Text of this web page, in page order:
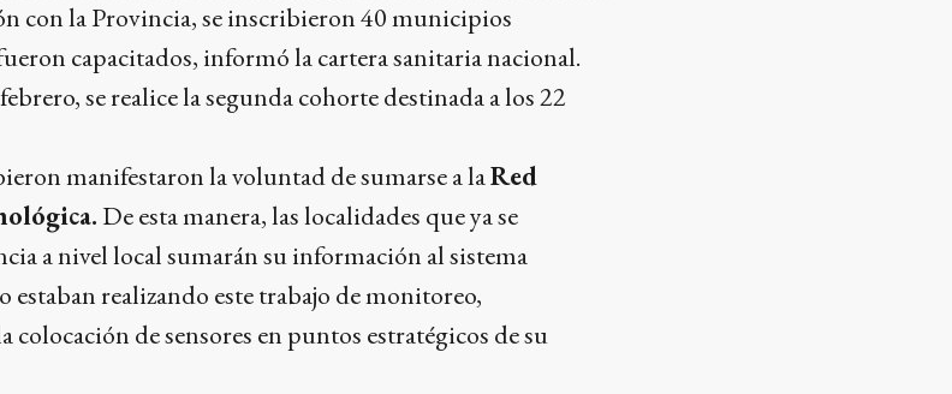
con la Provincia, se inscribieron 40 municipios
capacitados, informó la cartera sanitaria nacional.
se realice la segunda cohorte destinada a los 22
manifestaron la voluntad de sumarse a laRed
De esta manera, las localidades que ya se
a nivel local sumarán su información al sistema
realizando este trabajo de monitoreo,
colocación de sensores en puntos estratégicos de su